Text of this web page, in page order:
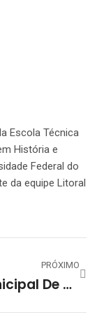
Escola Técnica
História e
Federal do
da equipe Litoral
PRÓXIMO
Intermunicipal De Turuçu – História Parte II